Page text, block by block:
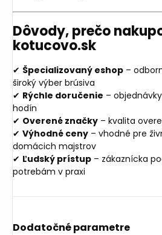
Dôvody, prečo
kotucovo.sk
✔ Špecializovaný eshop –
široký výber brúsiva
✔ Rýchle doručenie –
hodín
✔ Overené značky – kvalita
✔ Výhodné ceny – vhodné pre
domácich majstrov
✔ Ľudský prístup – zákaznícka
potrebám v praxi
Dodatočné parametre